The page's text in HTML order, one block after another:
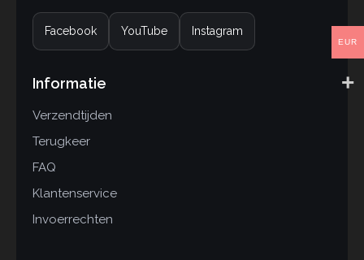
Facebook YouTube Instagram
Informatie
Verzendtijden
Terugkeer
FAQ
Klantenservice
Invoerrechten
EUR